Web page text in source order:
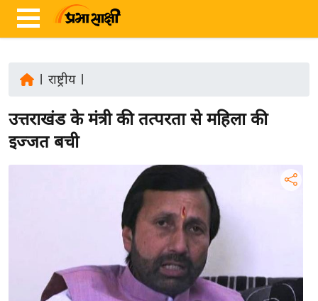
ज़ा
ख
ब
राष्ट्रीय|
उत्तराखंड के मंत्री की तत्परता से महिला की
इज्जत बची